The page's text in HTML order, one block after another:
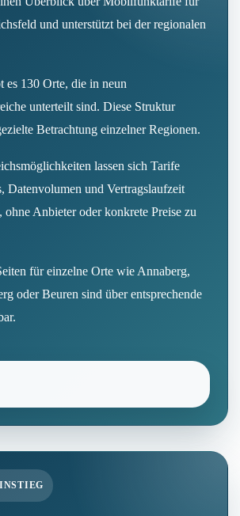
und unterstützt bei der regionalen
es 130 Orte, die in neun
unterteilt sind. Diese Struktur
Betrachtung einzelner Regionen.
lassen sich Tarife
Datenvolumen und Vertragslaufzeit
ohne Anbieter oder konkrete Preise zu
für einzelne Orte wie Annaberg,
oder Beuren sind über entsprechende